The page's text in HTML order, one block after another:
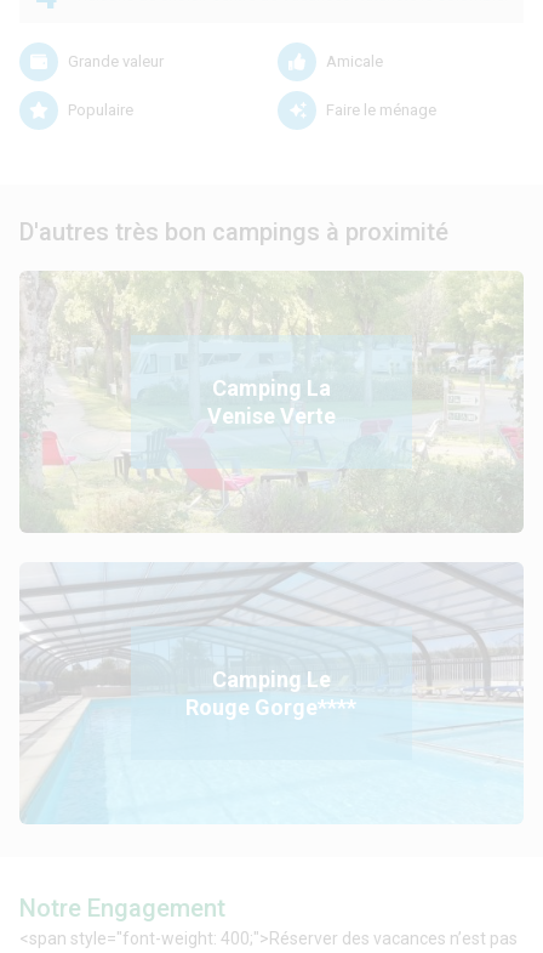
Grande valeur Amicale
Populaire Faire le ménage
D'autres très bon campings à proximité
Camping La
Venise Verte
Camping Le
Rouge Gorge****
Notre Engagement
<span style="font-weight: 400;">Réserver des vacances n’est pas